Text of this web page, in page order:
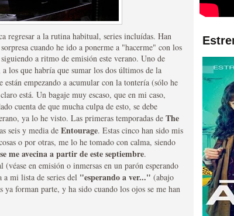
SVOD
regresar a la rutina habitual, series incluídas. Han
cuando he ido a ponerme a "hacerme" con los
a ritmo de emisión este verano. Uno de
a los que habría que sumar los dos últimos de la
están empezando a acumular con la tontería (sólo he
está. Un bagaje muy escaso, que en mi caso,
cuenta de que mucha culpa de esto, se debe
ya lo he visto. Las primeras temporadas de The
seis y media de Entourage. Estas cinco han sido mis
o por otras, me lo he tomado con calma, siendo
me avecina a partir de este septiembre.
en emisión o inmersas en un parón esperando
a mi lista de series del "esperando a ver..." (abajo
forman parte, y ha sido cuando los ojos se me han